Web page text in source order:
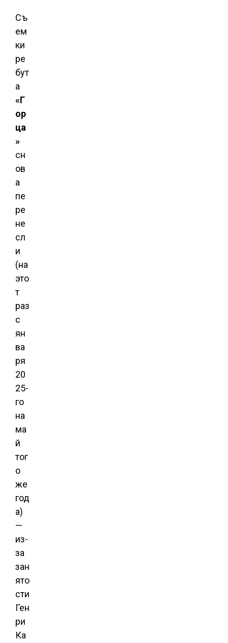
Съ
ем
ки
ре
бут
а
«Г
ор
ца
»
сн
ов
а
пе
ре
не
сл
и
(на
это
т
раз
с
ян
ва
ря
20
25-
го
на
ма
й
тог
о
же
год
а)
—
из-
за
зан
ято
сти
Ген
ри
Ка